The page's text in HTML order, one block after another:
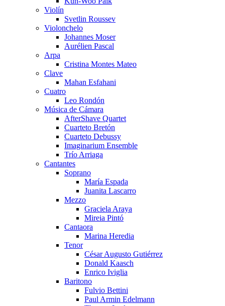
Violín
Svetlin Roussev
Violonchelo
Johannes Moser
Aurélien Pascal
Arpa
Cristina Montes Mateo
Clave
Mahan Esfahani
Cuatro
Leo Rondón
Música de Cámara
AfterShave Quartet
Cuarteto Bretón
Cuarteto Debussy
Imaginarium Ensemble
Trío Arriaga
Cantantes
Soprano
María Espada
Juanita Lascarro
Mezzo
Graciela Araya
Mireia Pintó
Cantaora
Marina Heredia
Tenor
César Augusto Gutiérrez
Donald Kaasch
Enrico Iviglia
Baritono
Fulvio Bettini
Paul Armin Edelmann